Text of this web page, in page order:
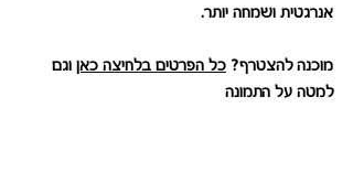
אנרגטית ושמחה יותר.
מוכנה להצטרף? כל הפרטים בלחיצה כאן וגם
למטה על התמונה